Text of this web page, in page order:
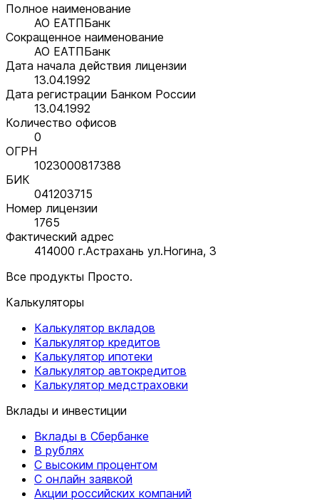
Полное наименование
АО ЕАТПБанк
Сокращенное наименование
АО ЕАТПБанк
Дата начала действия лицензии
13.04.1992
Дата регистрации Банком России
13.04.1992
Количество офисов
0
ОГРН
1023000817388
БИК
041203715
Номер лицензии
1765
Фактический адрес
414000 г.Астрахань ул.Ногина, 3
Все продукты Просто.
Калькуляторы
Калькулятор вкладов
Калькулятор кредитов
Калькулятор ипотеки
Калькулятор автокредитов
Калькулятор медстраховки
Вклады и инвестиции
Вклады в Сбербанке
В рублях
С высоким процентом
С онлайн заявкой
Акции российских компаний